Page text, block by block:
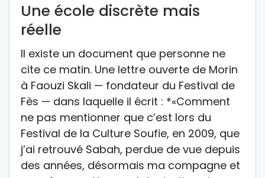
Une école discrète mais
réelle
Il existe un document que personne ne
cite ce matin. Une lettre ouverte de Morin
à Faouzi Skali — fondateur du Festival de
Fès — dans laquelle il écrit : *«Comment
ne pas mentionner que c’est lors du
Festival de la Culture Soufie, en 2009, que
j’ai retrouvé Sabah, perdue de vue depuis
des années, désormais ma compagne et